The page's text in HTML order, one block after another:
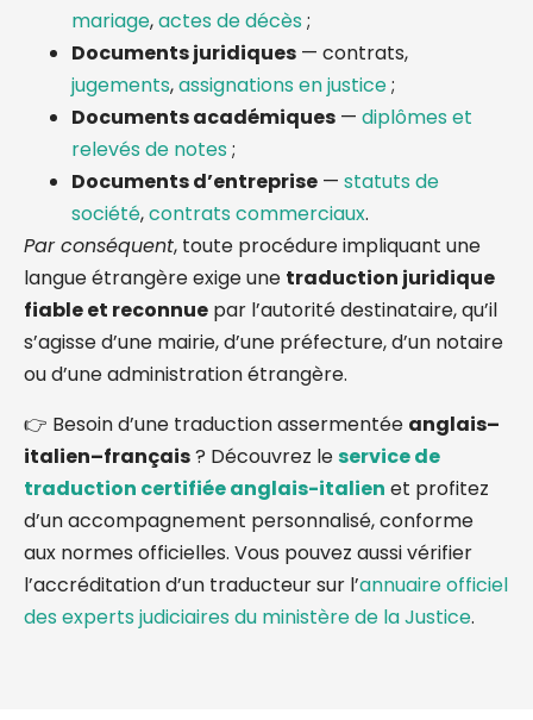
mariage,actes de décès ;
Documents juridiques — contrats,
jugements,assignations en justice;
Documents académiques — diplômes et
relevés de notes ;
Documents d’entreprise — statuts de
société,contrats commerciaux.
Par conséquent, toute procédure impliquant une
langue étrangère exige une traduction juridique
fiable et reconnue par l’autorité destinataire, qu’il
s’agisse d’une mairie, d’une préfecture, d’un notaire
ou d’une administration étrangère.
👉 Besoin d’une traduction assermentée anglais–
italien–français? Découvrez leservice de
traduction certifiée anglais-italien et profitez
d’un accompagnement personnalisé, conforme
aux normes officielles. Vous pouvez aussi vérifier
l’accréditation d’un traducteur sur l’annuaire officiel
des experts judiciaires du ministère de la Justice.